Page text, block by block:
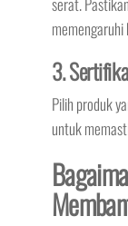
3.
Pilih produk
untuk